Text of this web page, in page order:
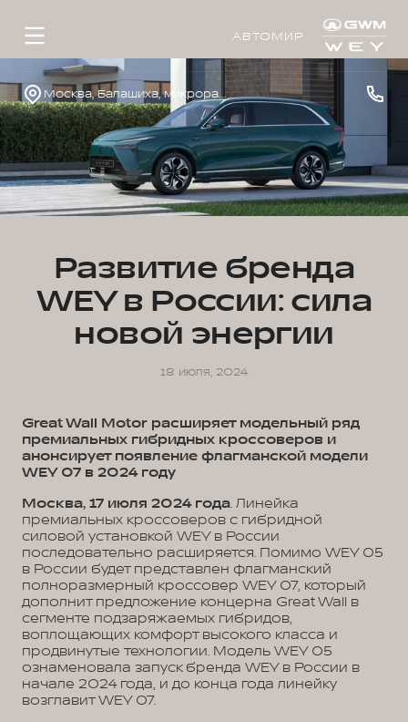
АВТОМИР
Москва, Балашиха, микрорайон 1 Мая, д.14
Развитие бренда
WEY в России: сила
новой энергии
18 июля, 2024
Great Wall Motor расширяет модельный ряд
премиальных гибридных кроссоверов и
анонсирует появление флагманской модели
WEY 07 в 2024 году
Москва, 17 июля 2024 года. Линейка
премиальных кроссоверов с гибридной
силовой установкой WEY в России
последовательно расширяется. Помимо WEY 05
в России будет представлен флагманский
полноразмерный кроссовер WEY 07, который
дополнит предложение концерна Great Wall в
сегменте подзаряжаемых гибридов,
воплощающих комфорт высокого класса и
продвинутые технологии. Модель WEY 05
ознаменовала запуск бренда WEY в России в
начале 2024 года, и до конца года линейку
возглавит WEY 07.